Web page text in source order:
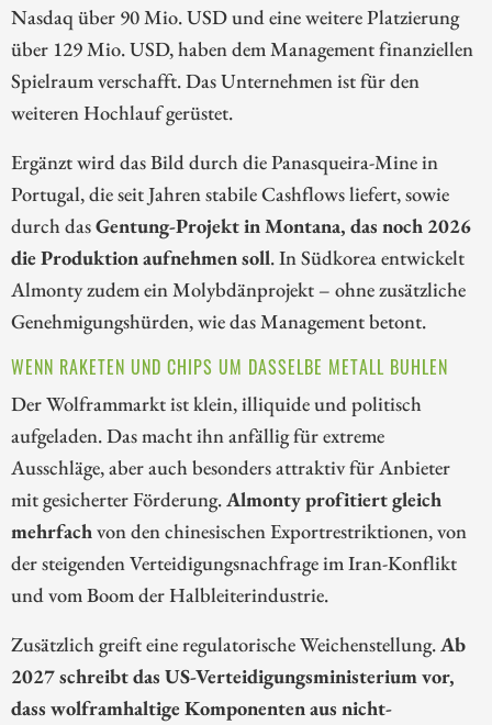
Nasdaq über 90 Mio. USD und eine weitere Platzierung
über 129 Mio. USD, haben dem Management finanziellen
Spielraum verschafft. Das Unternehmen ist für den
weiteren Hochlauf gerüstet.
Ergänzt wird das Bild durch die Panasqueira-Mine in
Portugal, die seit Jahren stabile Cashflows liefert, sowie
durch dasGentung-Projekt in Montana, das noch 2026
die Produktion aufnehmen soll. In Südkorea entwickelt
Almonty zudem ein Molybdänprojekt – ohne zusätzliche
Genehmigungshürden, wie das Management betont.
WENN RAKETEN UND CHIPS UM DASSELBE METALL BUHLEN
Der Wolframmarkt ist klein, illiquide und politisch
aufgeladen. Das macht ihn anfällig für extreme
Ausschläge, aber auch besonders attraktiv für Anbieter
mit gesicherter Förderung.Almonty profitiert gleich
mehrfachvon den chinesischen Exportrestriktionen, von
der steigenden Verteidigungsnachfrage im Iran-Konflikt
und vom Boom der Halbleiterindustrie.
Zusätzlich greift eine regulatorische Weichenstellung.Ab
2027 schreibt das US-Verteidigungsministerium vor,
dass wolframhaltige Komponenten aus nicht-